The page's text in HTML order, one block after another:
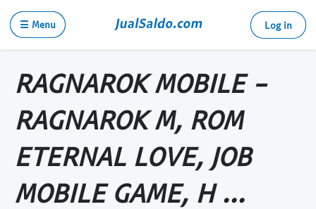
☰ Menu Log in
RAGNAROK MOBILE -
RAGNAROK M, ROM
ETERNAL LOVE, JOB
MOBILE GAME, H ...